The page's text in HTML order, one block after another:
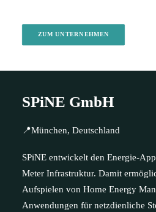
ZUM UNTERNEHMEN
SPiNE GmbH
📍München, Deutschland
SPiNE entwickelt den Energie-
Meter Infrastruktur. Damit
Aufspielen von Home Energy
Anwendungen für netzdienliche